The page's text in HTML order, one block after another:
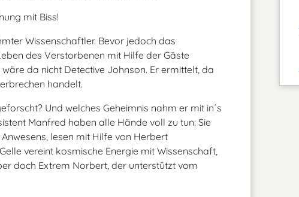
mit Biss!
Wissenschaftler. Bevor jedoch das
des Verstorbenen mit Hilfe der Gäste
da nicht Detective Johnson. Er ermittelt, da
handelt.
Und welches Geheimnis nahm er mit in´s
Manfred haben alle Hände voll zu tun: Sie
lesen mit Hilfe von Herbert
vereint kosmische Energie mit Wissenschaft,
doch Extrem Norbert, der unterstützt vom